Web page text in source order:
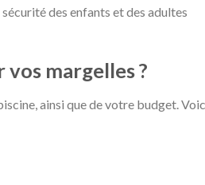
des enfants et des adultes
margelles ?
ainsi que de votre budget.